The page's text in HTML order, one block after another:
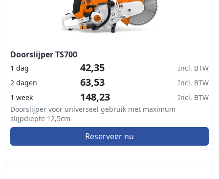
Doorslijper TS700
1 dag 42,35
Incl. BTW
2 dagen
63,53
Incl. BTW
1 week
148,23
Incl. BTW
Doorslijper voor universeel gebruik met maximum
slijpdiepte 12,5cm
Reserveer nu